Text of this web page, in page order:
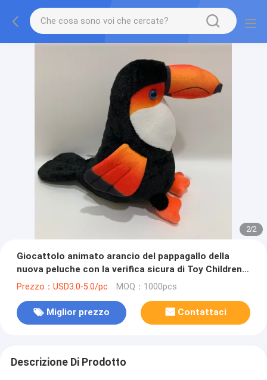
2/2
Giocattolo animato arancio del pappagallo della
nuova peluche con la verifica sicura di Toy Children
Toy BSCI dei bambini della scatola di compressione
Prezzo：USD3.0-5.0/pc MOQ：1000pcs
Miglior prezzo Contattaci
Descrizione Di Prodotto